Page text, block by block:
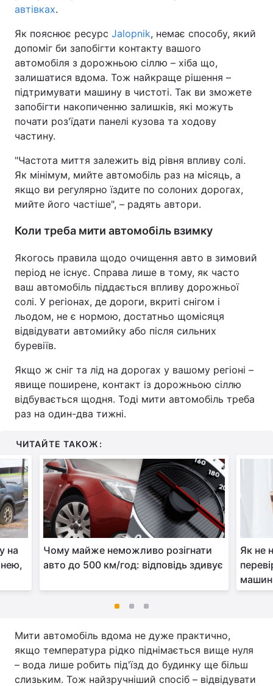
автівках.
Як пояснює ресурс Jalopnik, немає способу, який
допоміг би запобігти контакту вашого
автомобіля з дорожньою сіллю – хіба що,
залишатися вдома. Тож найкраще рішення –
підтримувати машину в чистоті. Так ви зможете
запобігти накопиченню залишків, які можуть
почати роз'їдати панелі кузова та ходову
частину.
"Частота миття залежить від рівня впливу солі.
Як мінімум, мийте автомобіль раз на місяць, а
якщо ви регулярно їздите по солоних дорогах,
мийте його частіше", – радять автори.
Коли треба мити автомобіль взимку
Якогось правила щодо очищення авто в зимовий
період не існує. Справа лише в тому, як часто
ваш автомобіль піддається впливу дорожньої
солі. У регіонах, де дороги, вкриті снігом і
льодом, не є нормою, достатньо щомісяця
відвідувати автомийку або після сильних
буревіїв.
Якщо ж сніг та лід на дорогах у вашому регіоні –
явище поширене, контакт із дорожньою сіллю
відбувається щодня. Тоді мити автомобіль треба
раз на один-два тижні.
ЧИТАЙТЕ ТАКОЖ:
на
нею,
Чому майже неможливо розігнати
авто до 500 км/год: відповідь здивує
Як не
Мити автомобіль вдома не дуже практично,
якщо температура рідко піднімається вище нуля
– вода лише робить під'їзд до будинку ще більш
слизьким. Тож найзручніший спосіб – відвідувати